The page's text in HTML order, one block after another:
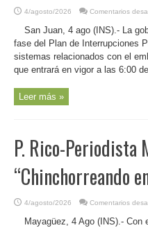
4/agosto/2026 Comentarios
San Juan, 4 ago (INS).- La
fase del Plan de Interrupciones
sistemas relacionados con el
que entrará en vigor a las 6:00
Leer más »
P. Rico-Periodista
“Chinchorreando
4/agosto/2026 Comentarios
Mayagüez, 4 Ago (INS).-